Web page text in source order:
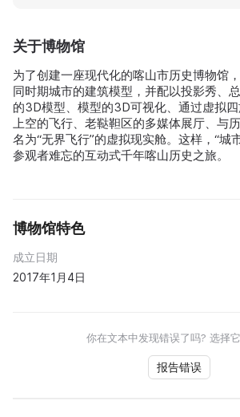
关于博物馆
为了创建一座现代化的喀山市历史博物馆
同时期城市的建筑模型，并配以投影秀、
的3D模型、模型的3D可视化、通过虚拟
上空的飞行、老鞑靼区的多媒体展厅、与
名为“无界飞行”的虚拟现实舱。这样，“城
参观者难忘的互动式千年喀山历史之旅。
博物馆特色
成立日期
2017年1月4日
你在文本中发现错误了吗? 选择
报告错误